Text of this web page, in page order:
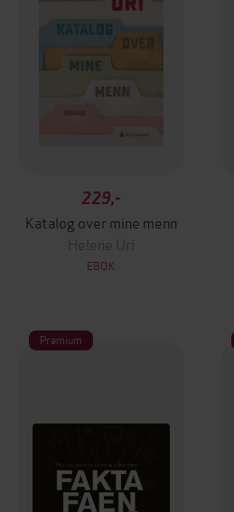
229,-
Katalog over mine menn
Helene Uri
EBOK
Premium